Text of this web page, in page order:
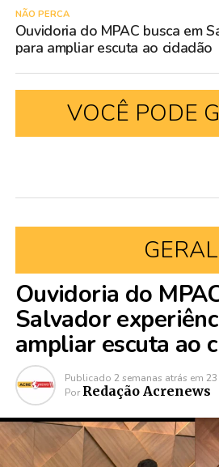
NÃO PERCA
Ouvidoria do MPAC busca em
para ampliar escuta ao cidadão
VOCÊ PODE
GERAL
Ouvidoria do
Salvador
ampliar escuta ao
Publicado 2 semanas atrás em
Por Redação Acrenews